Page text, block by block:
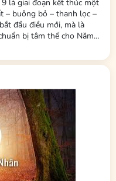
là giai đoạn kết thúc một
– buông bỏ – thanh lọc –
đầu điều mới, mà là
bị tâm thế cho Năm